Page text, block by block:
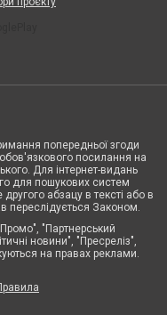
попередньої згоди
посилання на
Для інтернет-видань
для пошукових систем
абзацу в тексті або в
переслідується Законом.
"Партнерський
новини", "Пресреліз",
на правах реклами.